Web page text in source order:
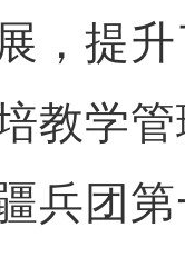
，提
教学
兵团